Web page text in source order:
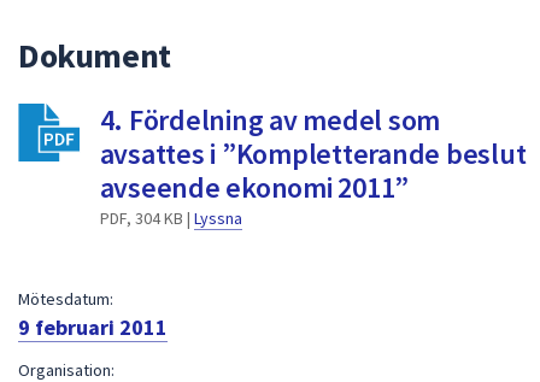
enter
för
att
Dokument
4. Fördelning av medel som
avsattes i ”Kompletterande beslut
avseende ekonomi 2011”
PDF, 304 KB | Lyssna
Mötesdatum:
9 februari 2011
Organisation: